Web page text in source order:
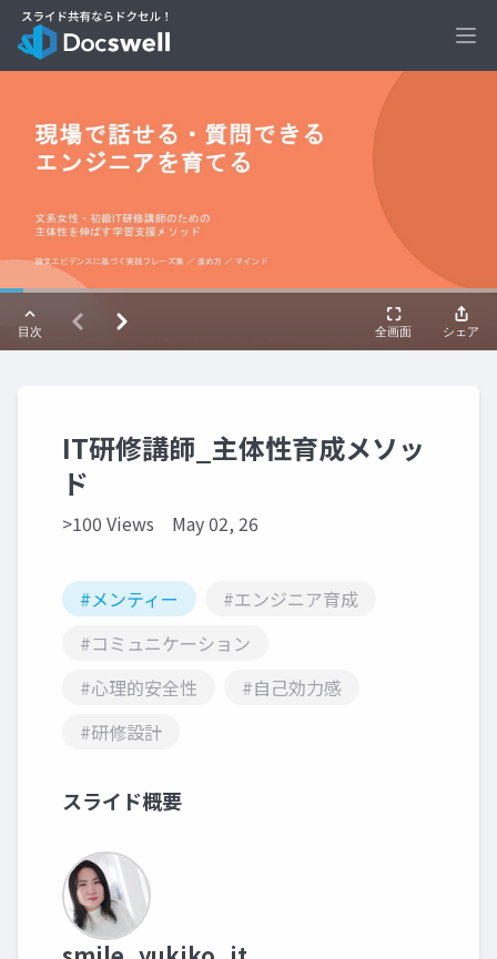
IT研修講師_主体性育成メソッ
ド
>100 Views May 02, 26
#メンティー
#エンジニア育成
#コミュニケーション
#心理的安全性
#自己効力感
#研修設計
スライド概要